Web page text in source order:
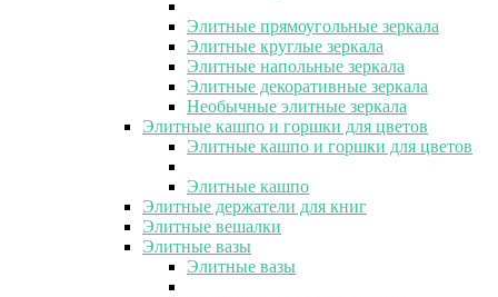
Элитные прямоугольные зеркала
Элитные круглые зеркала
Элитные напольные зеркала
Элитные декоративные зеркала
Необычные элитные зеркала
Элитные кашпо и горшки для цветов
Элитные кашпо и горшки для цветов
Элитные кашпо
Элитные держатели для книг
Элитные вешалки
Элитные вазы
Элитные вазы